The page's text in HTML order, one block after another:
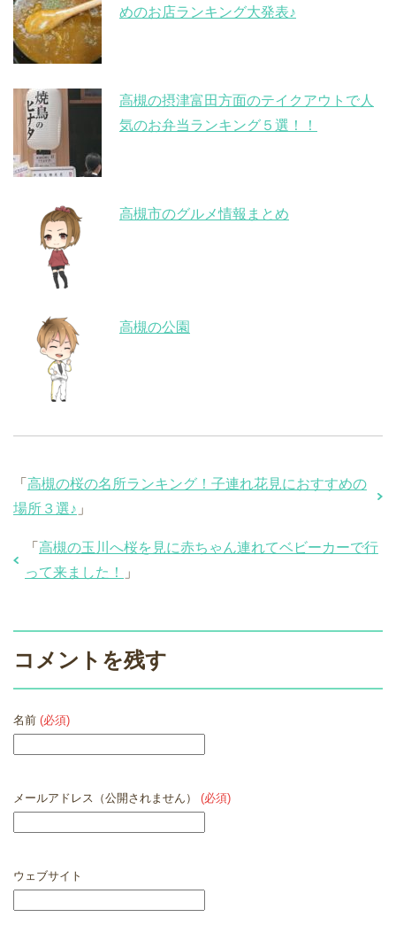
めのお店ランキング大発表♪
高槻の摂津富田方面のテイクアウトで人
気のお弁当ランキング５選！！
高槻市のグルメ情報まとめ
高槻の公園
「 高槻の桜の名所ランキング！子連れ花見におすすめの
場所３選♪ 」
「 高槻の玉川へ桜を見に赤ちゃん連れてベビーカーで行
って来ました！
」
コメントを残す
名前 (必須)
メールアドレス（公開されません） (必須)
ウェブサイト